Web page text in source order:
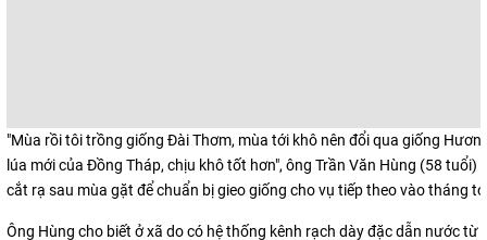
"Mùa rồi tôi trồng giống Đài Thơm, mùa tới khô nên đổi qua giống
lúa mới của Đồng Tháp, chịu khô tốt hơn", ông Trần Văn Hùng (58 tuổi)
cắt rạ sau mùa gặt để chuẩn bị gieo giống cho vụ tiếp theo vào tháng
Ông Hùng cho biết ở xã do có hệ thống kênh rạch dày đặc dẫn nước từ